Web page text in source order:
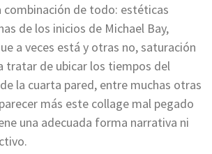
combinación de todo: estéticas
de los inicios de Michael Bay,
a veces está y otras no, saturación
tratar de ubicar los tiempos del
la cuarta pared, entre muchas otras
más este collage mal pegado
una adecuada forma narrativa ni